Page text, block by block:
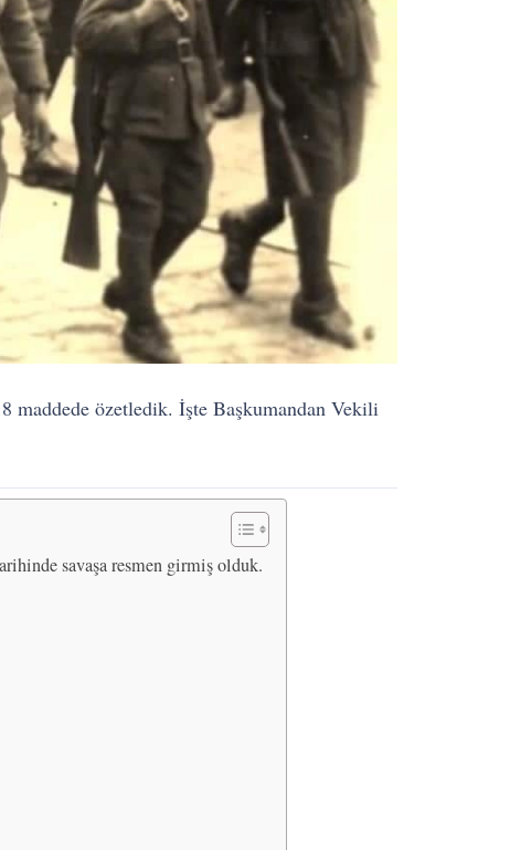
maddede özetledik. İşte Başkumandan Vekili
savaşa resmen girmiş olduk.